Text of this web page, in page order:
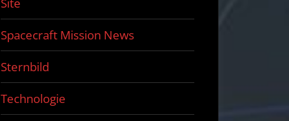
Spacecraft Mission News
Sternbild
Technologie